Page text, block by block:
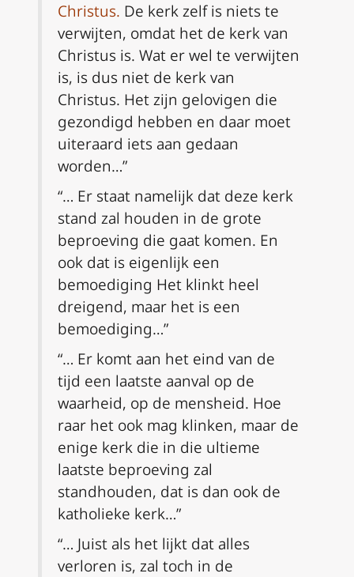
Christus. De kerk zelf is niets te
verwijten, omdat het de kerk van
Christus is. Wat er wel te verwijten
is, is dus niet de kerk van
Christus. Het zijn gelovigen die
gezondigd hebben en daar moet
uiteraard iets aan gedaan
worden…”
“… Er staat namelijk dat deze kerk
stand zal houden in de grote
beproeving die gaat komen. En
ook dat is eigenlijk een
bemoediging Het klinkt heel
dreigend, maar het is een
bemoediging…”
“… Er komt aan het eind van de
tijd een laatste aanval op de
waarheid, op de mensheid. Hoe
raar het ook mag klinken, maar de
enige kerk die in die ultieme
laatste beproeving zal
standhouden, dat is dan ook de
katholieke kerk…”
“… Juist als het lijkt dat alles
verloren is, zal toch in de